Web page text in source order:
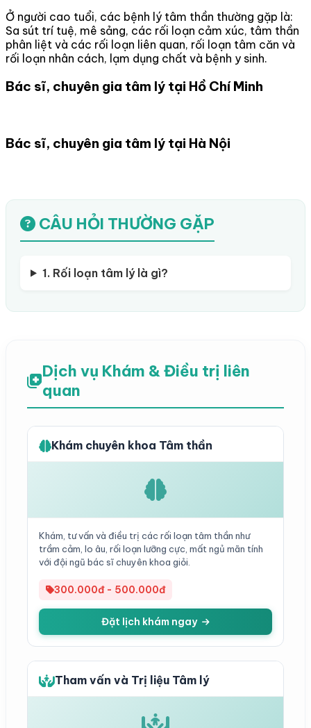
Ở người cao tuổi, các bệnh lý tâm thần thường gặp là:
Sa sút trí tuệ, mê sảng, các rối loạn cảm xúc, tâm thần
phân liệt và các rối loạn liên quan, rối loạn tâm căn và
rối loạn nhân cách, lạm dụng chất và bệnh y sinh.
Bác sĩ, chuyên gia tâm lý tại Hồ Chí Minh
Bác sĩ, chuyên gia tâm lý tại Hà Nội
CÂU HỎI THƯỜNG GẶP
1. Rối loạn tâm lý là gì?
Dịch vụ Khám & Điều trị liên
quan
Khám chuyên khoa Tâm thần
Khám, tư vấn và điều trị các rối loạn tâm thần như
trầm cảm, lo âu, rối loạn lưỡng cực, mất ngủ mãn tính
với đội ngũ bác sĩ chuyên khoa giỏi.
300.000đ - 500.000đ
Đặt lịch khám ngay
Tham vấn và Trị liệu Tâm lý